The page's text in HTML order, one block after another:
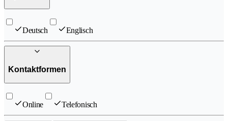
Deutsch Englisch
Kontaktformen
Online Telefonisch